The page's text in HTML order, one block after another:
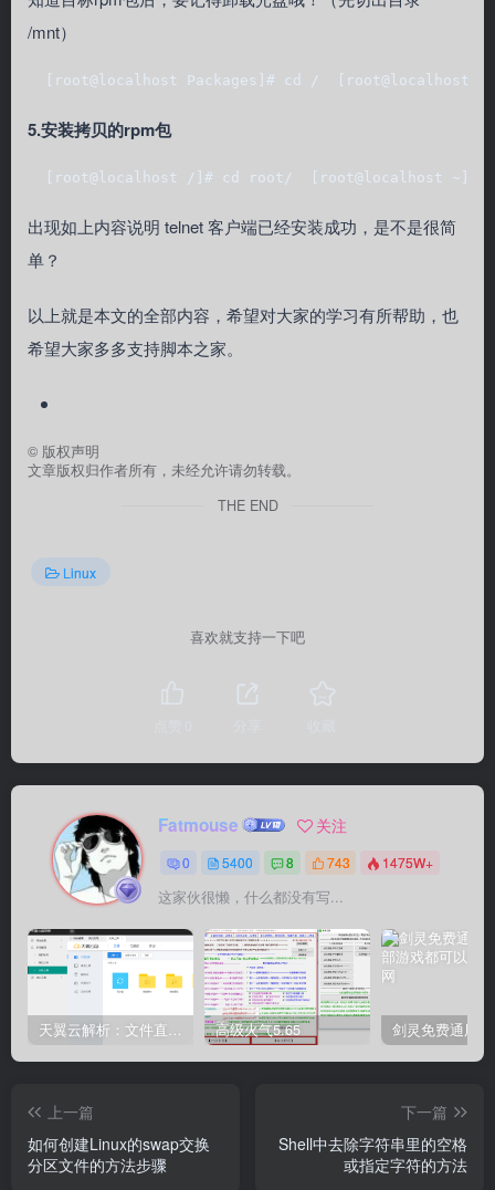
/mnt）
[root@localhost Packages]# cd /  [root@localhost
5.安装拷贝的rpm包
[root@localhost /]# cd root/  [root@localhost ~]#
出现如上内容说明 telnet 客户端已经安装成功，是不是很简
单？
以上就是本文的全部内容，希望对大家的学习有所帮助，也
希望大家多多支持脚本之家。
© 版权声明
文章版权归作者所有，未经允许请勿转载。
THE END
Linux
喜欢就支持一下吧
Fatmouse 关注
0 5400 8 743 1475W+
这家伙很懒，什么都没有写...
天翼云解析：文件直链获取源码 高级火气5.65
上一篇
如何创建Linux的swap交换
分区文件的方法步骤
下一篇
Shell中去除字符串里的空格
或指定字符的方法